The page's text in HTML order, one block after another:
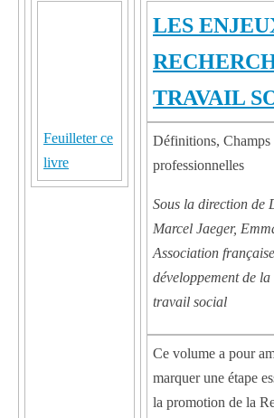
Feuilleter ce
livre
LES
TRAVAIL
Définitions, Champs
professionnelles
Sous la direction de
Marcel Jaeger,
Association
développement de la
travail social
Ce volume a pour
marquer une étape
la promotion de la